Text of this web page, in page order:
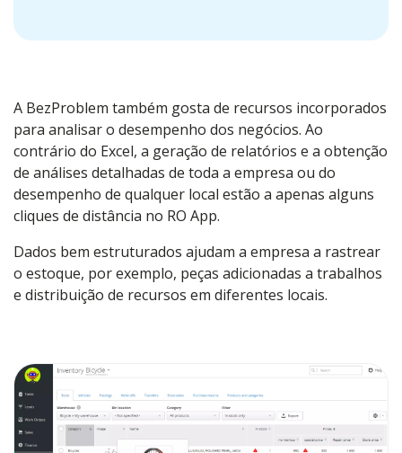
A BezProblem também gosta de recursos incorporados
para analisar o desempenho dos negócios. Ao
contrário do Excel, a geração de relatórios e a obtenção
de análises detalhadas de toda a empresa ou do
desempenho de qualquer local estão a apenas alguns
cliques de distância no RO App.
Dados bem estruturados ajudam a empresa a rastrear
o estoque, por exemplo, peças adicionadas a trabalhos
e distribuição de recursos em diferentes locais.